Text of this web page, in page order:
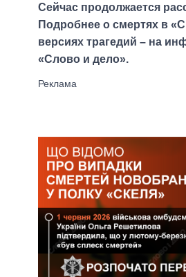
Сейчас продолжается
Подробнее о смертях в
версиях трагедий – на
«Слово и дело».